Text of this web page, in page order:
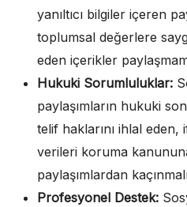
yanıltıcı bilgiler içeren
toplumsal değerlere
eden içerikler
Hukuki Sorumluluklar:
paylaşımların hukuki
telif haklarını ihlal
verileri koruma
paylaşımlardan
Profesyonel Destek: